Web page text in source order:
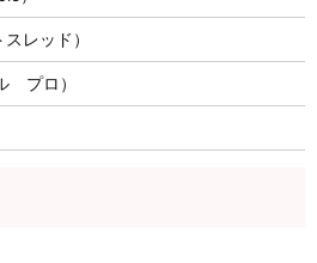
レッド）
プロ）